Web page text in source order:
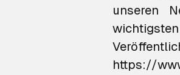
unseren
https://